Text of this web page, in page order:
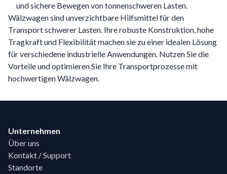
und sichere Bewegen von tonnenschweren Lasten.
Wälzwagen sind unverzichtbare Hilfsmittel für den
Transport schwerer Lasten. Ihre robuste Konstruktion, hohe
Tragkraft und Flexibilität machen sie zu einer idealen Lösung
für verschiedene industrielle Anwendungen. Nutzen Sie die
Vorteile und optimieren Sie Ihre Transportprozesse mit
hochwertigen Wälzwagen.
Unternehmen
Über uns
Kontakt / Support
Standorte